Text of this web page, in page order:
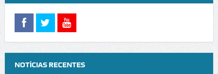
NOTÍCIAS RECENTES